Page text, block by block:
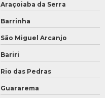
Araçoiaba da Serra
Barrinha
São Miguel Arcanjo
Bariri
Rio das Pedras
Guararema